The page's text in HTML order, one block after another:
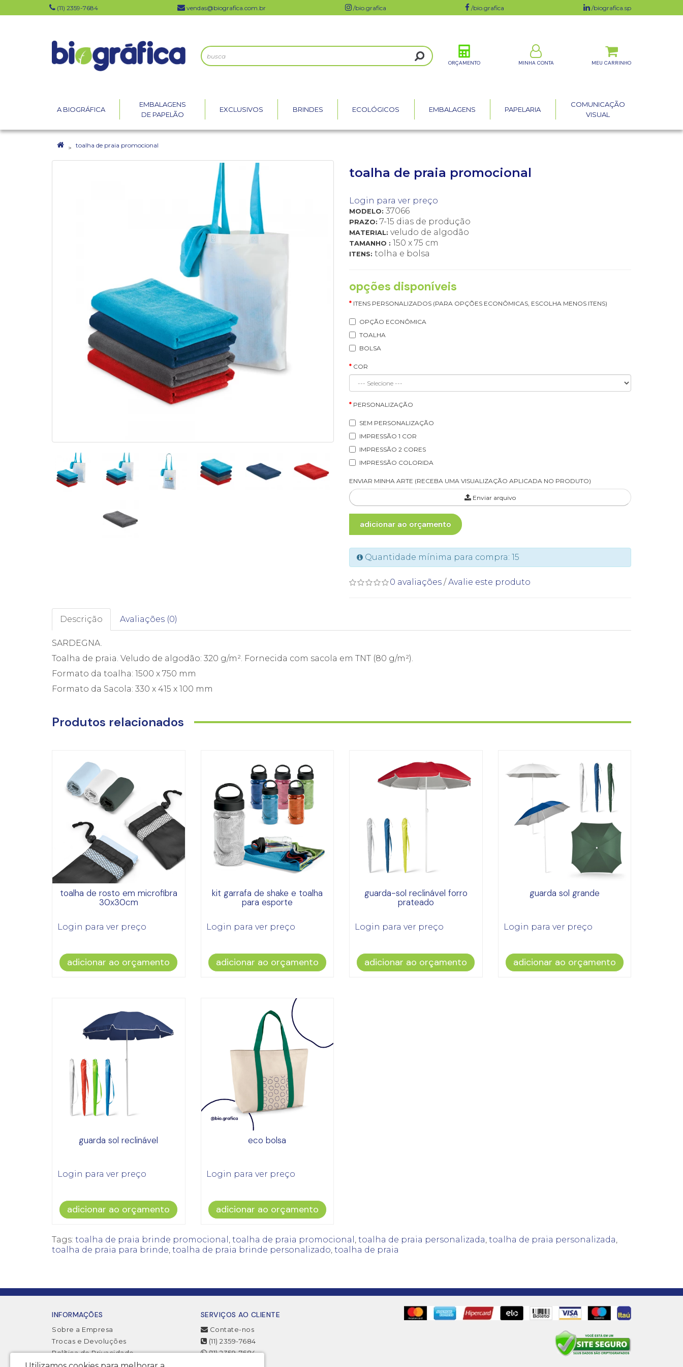
(11) 2359-7684 vendas@biografica.com.br /bio.grafica /bio.grafica /biografica.sp
ORÇAMENTO MINHA CONTA
A BIOGRÁFICA
EMBALAGENS
DE PAPELÃO
EXCLUSIVOS BRINDES ECOLÓGICOS EMBALAGENS PAPELARIA
COMUNICAÇÃO
VISUAL
toalha de praia promocional
toalha de praia promocional
Login para ver preço
MODELO: 37066
PRAZO: 7-15 dias de produção
MATERIAL: veludo de algodão
TAMANHO : 150 x 75 cm
ITENS: tolha e bolsa
opções disponíveis
ITENS PERSONALIZADOS (PARA OPÇÕES ECONÔMICAS, ESCOLHA MENOS ITENS)
OPÇÃO ECONÔMICA
TOALHA
BOLSA
COR
PERSONALIZAÇÃO
SEM PERSONALIZAÇÃO
IMPRESSÃO 1 COR
IMPRESSÃO 2 CORES
IMPRESSÃO COLORIDA
ENVIAR MINHA ARTE (RECEBA UMA VISUALIZAÇÃO APLICADA NO PRODUTO)
Enviar arquivo
adicionar ao orçamento
Quantidade mínima para compra: 15
0 avaliações /Avalie este produto
Descrição Avaliações (0)
SARDEGNA.
Toalha de praia. Veludo de algodão: 320 g/m². Fornecida com sacola em TNT (80 g/m²).
Formato da toalha: 1500 x 750 mm
Formato da Sacola: 330 x 415 x 100 mm
Produtos relacionados
toalha de rosto em microfibra
30x30cm
Login para ver preço
adicionar ao orçamento
kit garrafa de shake e toalha
para esporte
Login para ver preço
adicionar ao orçamento
guarda-sol reclinável forro
prateado
Login para ver preço
adicionar ao orçamento
guarda sol grande
Login para ver preço
adicionar ao orçamento
guarda sol reclinável
Login para ver preço
adicionar ao orçamento
eco bolsa
Login para ver preço
adicionar ao orçamento
Tags: toalha de praia brinde promocional , toalha de praia promocional , toalha de praia personalizada, toalha de praia personalizada,
toalha de praia para brinde, toalha de praia brinde personalizado, toalha de praia
INFORMAÇÕES
Sobre a Empresa
Trocas e Devoluções
Política de Privacidade
Termos & Condições
SERVIÇOS AO CLIENTE
Contate-nos
(11) 2359-7684
(11) 2359-7684